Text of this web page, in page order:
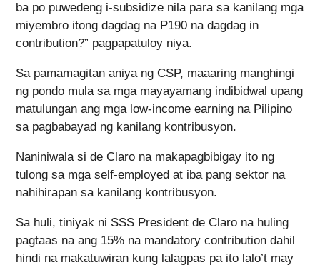
ba po puwedeng i-subsidize nila para sa kanilang mga
miyembro itong dagdag na P190 na dagdag in
contribution?” pagpapatuloy niya.
Sa pamamagitan aniya ng CSP, maaaring manghingi
ng pondo mula sa mga mayayamang indibidwal upang
matulungan ang mga low-income earning na Pilipino
sa pagbabayad ng kanilang kontribusyon.
Naniniwala si de Claro na makapagbibigay ito ng
tulong sa mga self-employed at iba pang sektor na
nahihirapan sa kanilang kontribusyon.
Sa huli, tiniyak ni SSS President de Claro na huling
pagtaas na ang 15% na mandatory contribution dahil
hindi na makatuwiran kung lalagpas pa ito lalo’t may